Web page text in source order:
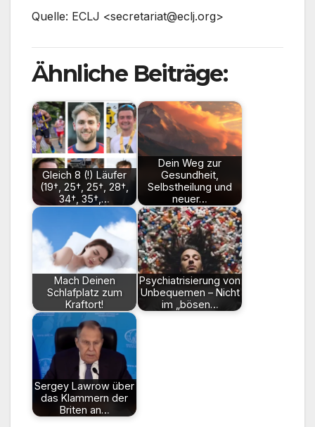
Quelle: ECLJ <secretariat@eclj.org>
Ähnliche Beiträge:
Gleich 8 (!) Läufer
(19†, 25†, 25†, 28†,
34†, 35†,…
Dein Weg zur
Gesundheit,
Selbstheilung und
neuer…
Mach Deinen
Schlafplatz zum
Kraftort!
Psychiatrisierung von
Unbequemen – Nicht
im „bösen…
Sergey Lawrow über
das Klammern der
Briten an…